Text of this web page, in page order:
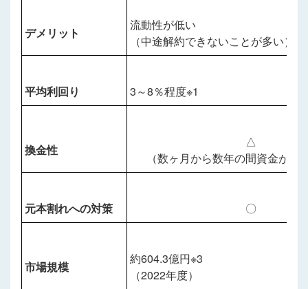
デメリット
流動性が低い
（中途解約できないことが多い）
平均利回り 3～8％程度※1
換金性
△
（数ヶ月から数年の間資金が拘
元本割れへの対策 〇
市場規模
約604.3億円※3
（2022年度）